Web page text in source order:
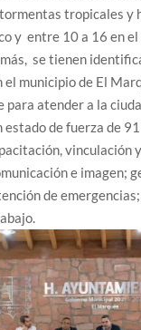
tropicales y
y entre 10 a 16 en el
se tienen
el municipio de El
para atender a la
estado de fuerza de
vinculación
e imagen;
de